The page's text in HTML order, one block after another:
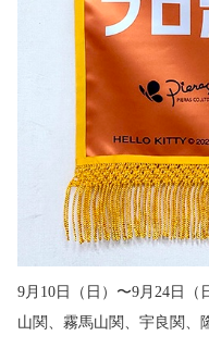
9月10日（日）〜9月24日
山関、霧馬山関、宇良関、